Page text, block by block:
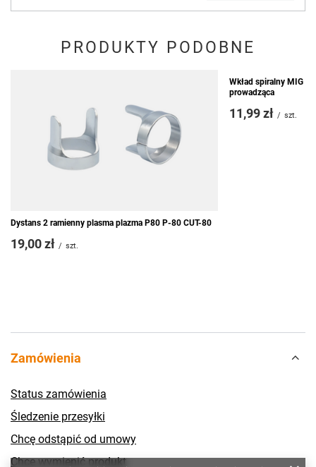
PRODUKTY PODOBNE
Dystans 2 ramienny plasma plazma P80 P-80 CUT-80
19,00 zł / szt.
Wkład spiralny MIG
prowadząca
11,99 zł / szt.
Zamówienia
Status zamówienia
Śledzenie przesyłki
Chcę odstąpić od umowy
Chcę wymienić produkt